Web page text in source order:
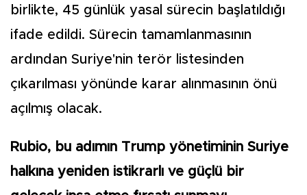
birlikte, 45 günlük yasal sürecin başlatıldığı
ifade edildi. Sürecin tamamlanmasının
ardından Suriye'nin terör listesinden
çıkarılması yönünde karar alınmasının önü
açılmış olacak.
Rubio, bu adımın Trump yönetiminin Suriye
halkına yeniden istikrarlı ve güçlü bir